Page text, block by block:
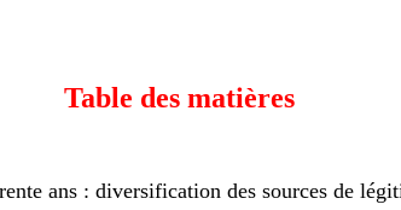
Table des matières
ans : diversification des sources de